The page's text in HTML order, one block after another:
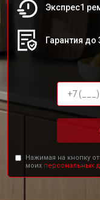
Экспрес1
Гарантия до
Нажимая на кнопку
моих персональных